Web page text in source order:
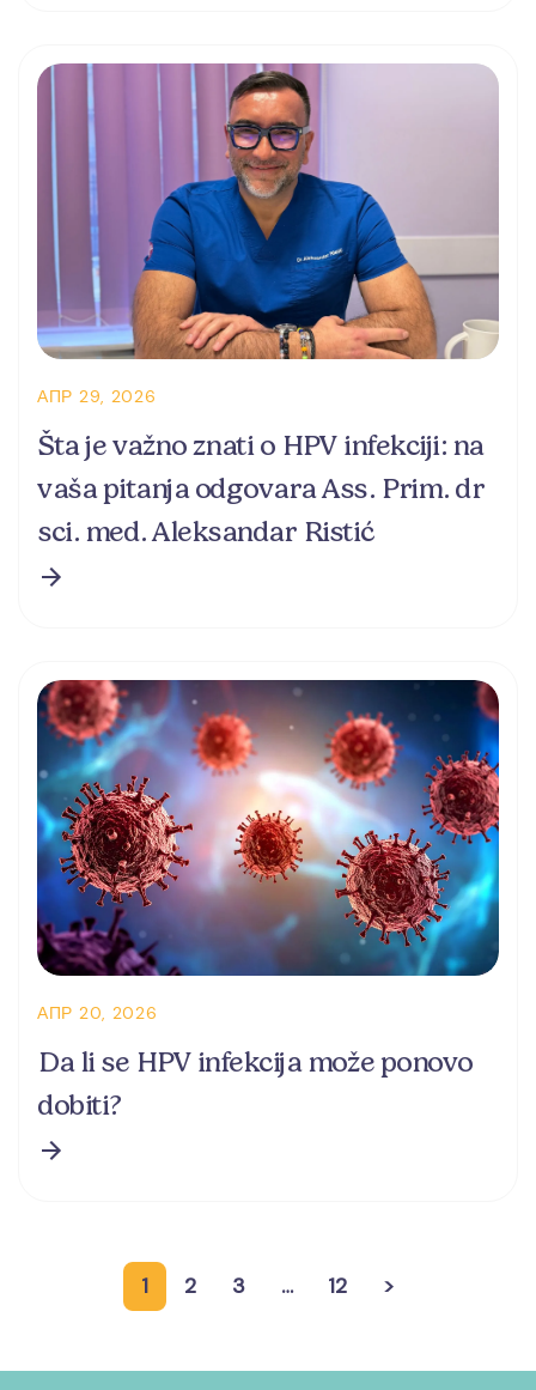
АПР 29, 2026
Šta je važno znati o HPV infekciji: na
vaša pitanja odgovara Ass. Prim. dr
sci. med. Aleksandar Ristić
АПР 20, 2026
Da li se HPV infekcija može ponovo
dobiti?
Кретање
чланака
1 2 3 … 12 >